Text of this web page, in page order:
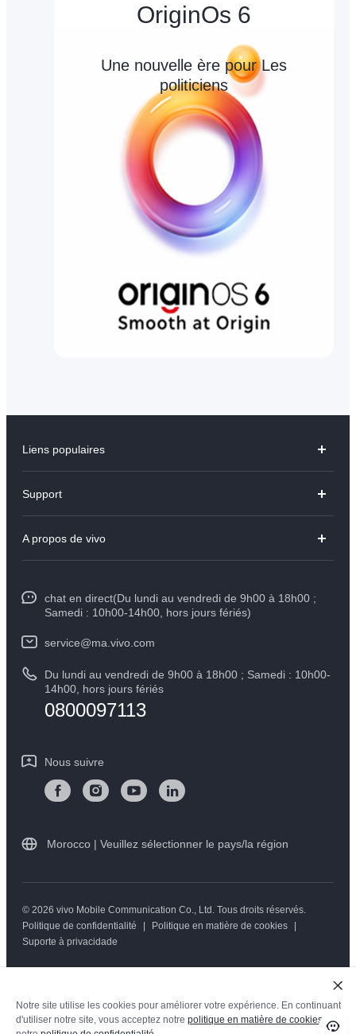
OriginOs 6
Une nouvelle ère pour Les
politiciens
Liens populaires
V60 Lite
Y04
Tous les modèles
Support
Funtouch OS
Mise à jour du système
L'état d'avancement de la réparation
Instructions de garantie vivo
A propos de vivo
Presse
Mentions légales
À propos de vivo
chat en direct(Du lundi au vendredi de 9h00 à 18h00 ;
Samedi : 10h00-14h00, hors jours fériés)
service@ma.vivo.com
Du lundi au vendredi de 9h00 à 18h00 ; Samedi : 10h00-
14h00, hors jours fériés
0800097113
Nous suivre
Morocco | Veuillez sélectionner le pays/la région
© 2026 vivo Mobile Communication Co., Ltd. Tous droits réservés.
Politique de confidentialité
| Politique en matière de cookies
|
Suporte à privacidade
Notre site utilise les cookies pour améliorer votre expérience. En continuant
d'utiliser notre site, vous acceptez notre politique en matière de cookies et